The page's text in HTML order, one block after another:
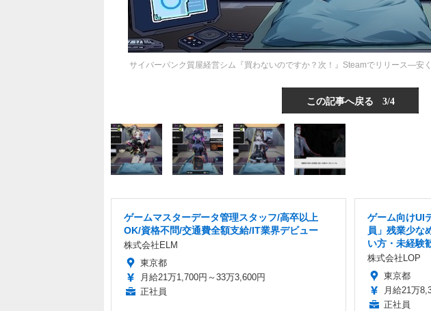
サイバーパンク質屋経営シム『買わないのですか？次！』Steamでリリース―安
この記事へ戻る 3/4
ゲームマスターデータ管理スタッフ/高卒以上
OK/資格不問/交通費全額支給/IT業界デビュー
株式会社ELM
東京都
月給21万1,700円～33万3,600円
正社員
ゲーム向けUI
員」残業少な
い方・未経験
株式会社LOP
東京都
月給21万
正社員